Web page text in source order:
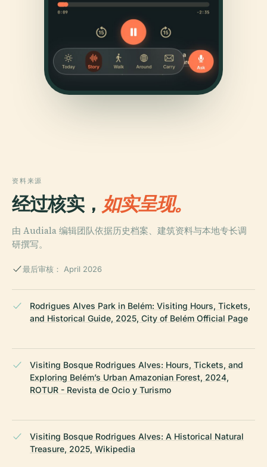
资料来源
经过核实， 如实呈现。
由 Audiala 编辑团队依据历史档案、建筑资料与本地专长调
研撰写。
最后审核： April 2026
Rodrigues Alves Park in Belém: Visiting Hours, Tickets,
and Historical Guide, 2025, City of Belém Official Page
Visiting Bosque Rodrigues Alves: Hours, Tickets, and
Exploring Belém’s Urban Amazonian Forest, 2024,
ROTUR - Revista de Ocio y Turismo
Visiting Bosque Rodrigues Alves: A Historical Natural
Treasure, 2025, Wikipedia